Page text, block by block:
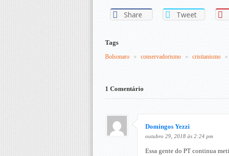
Share Tweet
Tags
Bolsonaro conservadorismo cristianismo
1 Comentário
Domingos Yezzi
outubro 29, 2018 às 2:24 pm
Essa gente do PT continua